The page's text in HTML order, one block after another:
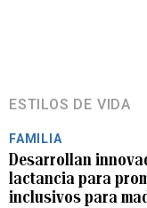
ESTILOS DE VIDA
FAMILIA
Desarrollan
lactancia para
inclusivos para